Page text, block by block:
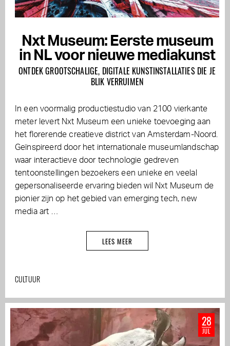
Nxt Museum: Eerste museum
in NL voor nieuwe mediakunst
ONTDEK GROOTSCHALIGE, DIGITALE KUNSTINSTALLATIES DIE JE
BLIK VERRUIMEN
In een voormalig productiestudio van 2100 vierkante
meter levert Nxt Museum een unieke toevoeging aan
het florerende creatieve district van Amsterdam-Noord.
Geïnspireerd door het internationale museumlandschap
waar interactieve door technologie gedreven
tentoonstellingen bezoekers een unieke en veelal
gepersonaliseerde ervaring bieden wil Nxt Museum de
pionier zijn op het gebied van emerging tech, new
media art …
LEES MEER
CULTUUR
28
JUL